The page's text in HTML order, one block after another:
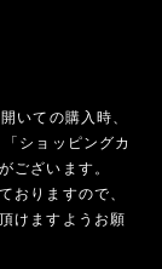
いての購入時、
ショッピングカ
ございます。
おりますので、
けますようお願